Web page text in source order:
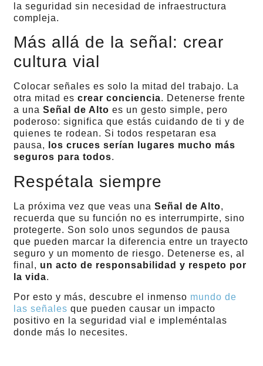
la seguridad sin necesidad de infraestructura
compleja.
Más allá de la señal: crear
cultura vial
Colocar señales es solo la mitad del trabajo. La
otra mitad escrear conciencia. Detenerse frente
a unaSeñal de Alto es un gesto simple, pero
poderoso: significa que estás cuidando de ti y de
quienes te rodean. Si todos respetaran esa
pausa,
los cruces serían lugares mucho más
seguros para todos.
Respétala siempre
La próxima vez que veas unaSeñal de Alto,
recuerda que su función no es interrumpirte, sino
protegerte. Son solo unos segundos de pausa
que pueden marcar la diferencia entre un trayecto
seguro y un momento de riesgo. Detenerse es, al
final, un acto de responsabilidad y respeto por
la vida.
Por esto y más, descubre el inmenso mundo de
las señalesque pueden causar un impacto
positivo en la seguridad vial e impleméntalas
donde más lo necesites.